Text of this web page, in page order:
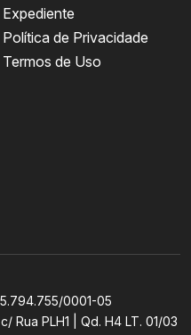
Expediente
Política de Privacidade
Termos de Uso
0001-05
Rua PLH1 | Qd. H4 LT. 01/03